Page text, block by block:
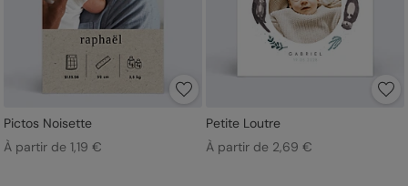
Pictos Noisette
À partir de 1,19 €
Petite Loutre
À partir de 2,69 €